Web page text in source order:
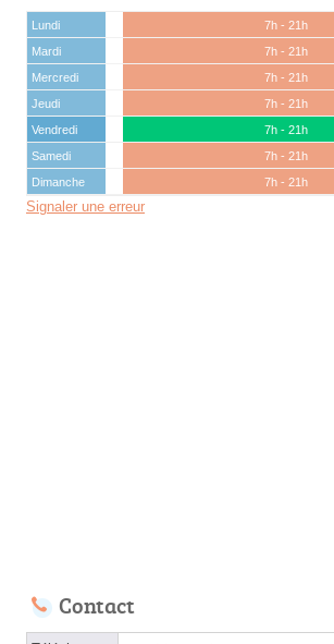
Lundi
7h - 21h
Mardi
7h - 21h
Mercredi
7h - 21h
Jeudi
7h - 21h
Vendredi
7h - 21h
Samedi
7h - 21h
Dimanche
7h - 21h
Signaler une erreur
Contact